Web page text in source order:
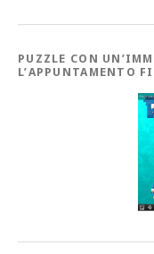
PUZZLE CON
L’APPUNTAMENTO